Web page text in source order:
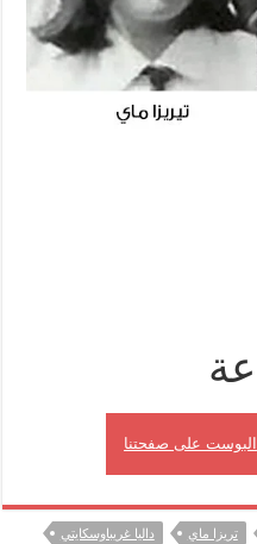
البوست على صفحتنا
تريزا ماي
داليا غريباوسكايتي